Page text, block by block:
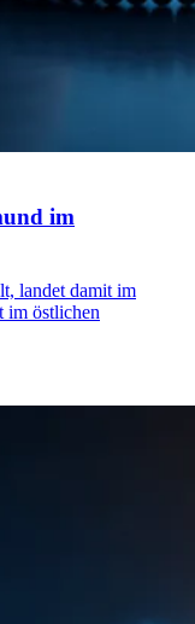
im
landet damit im
im östlichen